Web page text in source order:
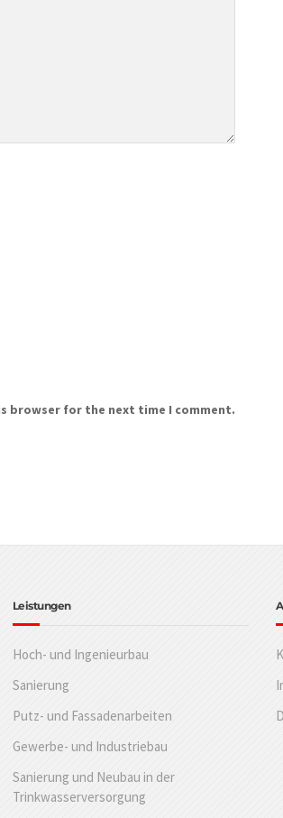
browser for the next time I comment.
Leistungen
Hoch- und Ingenieurbau
Sanierung
Putz- und Fassadenarbeiten
Gewerbe- und Industriebau
Sanierung und Neubau in der
Trinkwasserversorgung